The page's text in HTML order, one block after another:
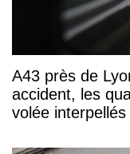
A43 près de
accident, les
volée interpellés